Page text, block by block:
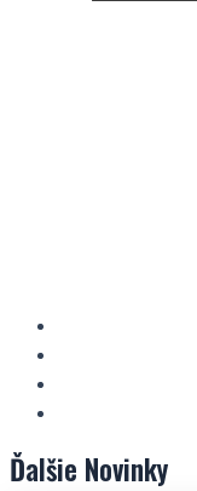
Ďalšie Novinky